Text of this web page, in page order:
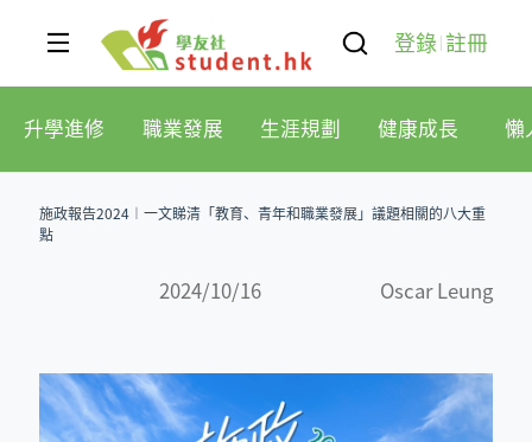
登錄 註冊
升學進修 職業發展 生涯規劃 健康成長 懶
施政報告2024︱一文睇清「教育、青年和職業發展」議題相關的八大重
點
2024/10/16 Oscar Leung